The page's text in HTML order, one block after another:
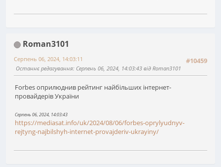
Roman3101
#10459
Серпень 06, 2024, 14:03:11
Останнє редагування: Серпень 06, 2024, 14:03:43 від Roman3101
Forbes оприлюднив рейтинг найбільших інтернет-
провайдерів України
Серпень 06, 2024, 14:03:43
https://mediasat.info/uk/2024/08/06/forbes-oprylyudnyv-
rejtyng-najbilshyh-internet-provajderiv-ukrayiny/